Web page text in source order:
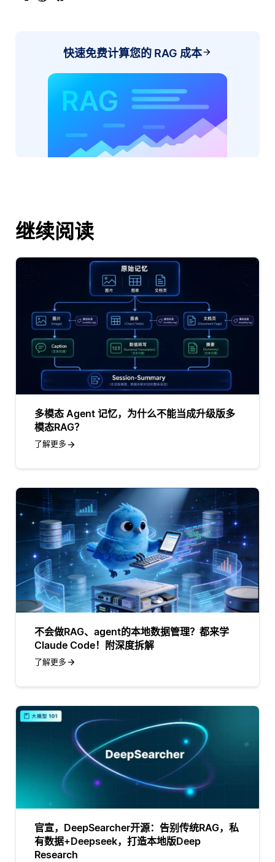
快速免费计算您的 RAG 成本
继续阅读
多模态 Agent 记忆，为什么不能当成升级版多
模态RAG？
了解更多
不会做RAG、agent的本地数据管理？都来学
Claude Code！附深度拆解
了解更多
官宣，DeepSearcher开源：告别传统RAG，私
有数据+Deepseek，打造本地版Deep
Research